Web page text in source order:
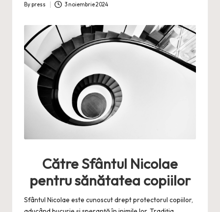
Posted
Bypress 3 noiembrie 2024
Către Sfântul Nicolae
pentru sănătatea copiilor
Sfântul Nicolae este cunoscut drept protectorul copiilor,